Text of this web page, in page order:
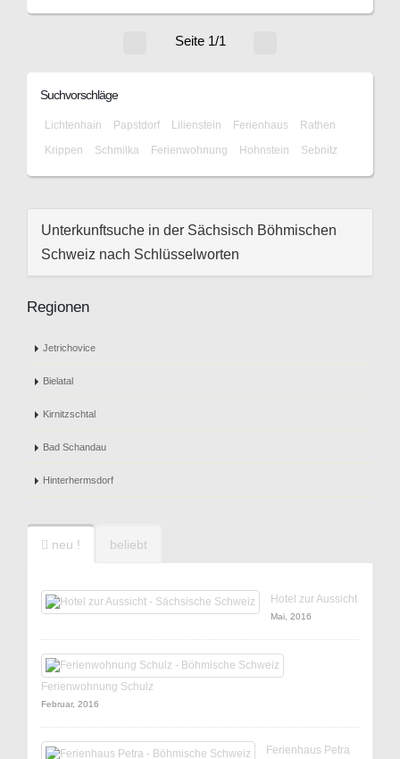
Seite 1/1
Suchvorschläge
Lichtenhain Papstdorf Lilienstein Ferienhaus
Rathen
Krippen
Schmilka Ferienwohnung Hohnstein Sebnitz
Unterkunftsuche in der Sächsisch Böhmischen
Schweiz nach Schlüsselworten
Regionen
Jetrichovice
Bielatal
Kirnitzschtal
Bad Schandau
Hinterhermsdorf
neu ! beliebt
Hotel zur Aussicht
Mai, 2016
Ferienwohnung Schulz
Februar, 2016
Ferienhaus Petra